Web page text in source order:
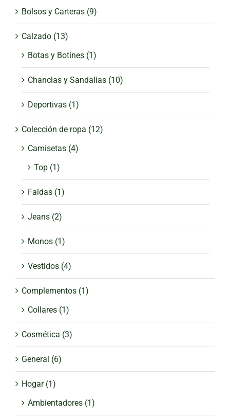
Bolsos y Carteras (9)
Calzado (13)
Botas y Botines (1)
Chanclas y Sandalias (10)
Deportivas (1)
Colección de ropa (12)
Camisetas (4)
Top (1)
Faldas (1)
Jeans (2)
Monos (1)
Vestidos (4)
Complementos (1)
Collares (1)
Cosmética (3)
General (6)
Hogar (1)
Ambientadores (1)